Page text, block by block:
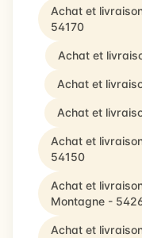
Achat et
54170
Achat et
Achat et
Achat et
Achat et
54150
Achat et
Montagne -
Achat et